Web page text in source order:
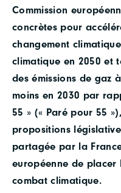
Commission
concrètes pour
changement
climatique en 2050 et
des émissions de gaz
moins en 2030 par
55 » (« Paré pour 55
propositions
partagée par la
européenne de placer
combat climatique.